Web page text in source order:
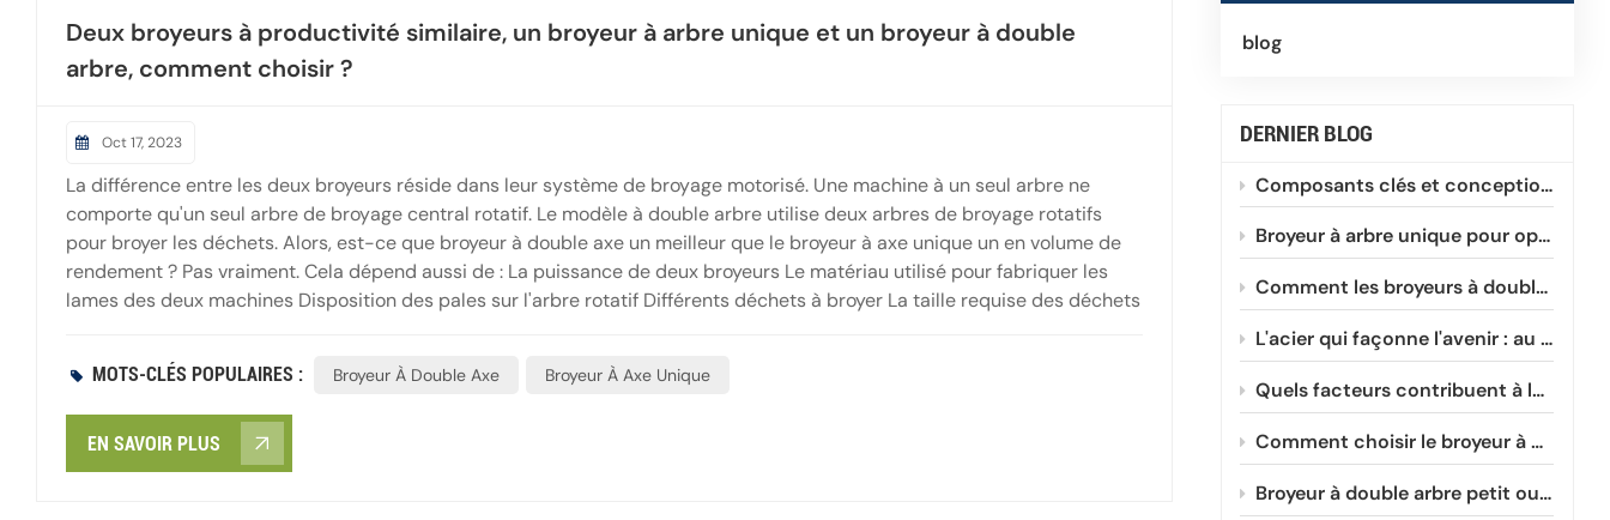
blog
DERNIER BLOG
Composants clés et conception du broyeur à arbre unique
Broyeur à arbre unique pour optimiser le recyclage des plastiques PEHD et PVC
Comment les broyeurs à double arbre traitent efficacement les films plastiques enroulés
L'acier qui façonne l'avenir : au cœur de l'évolution de la métallurgie des fraises à double arbre
Quels facteurs contribuent à la réduction de la durée de vie des lames de broyeur à double arbre ?
Comment choisir le broyeur à double arbre compact adapté à votre entreprise
Broyeur à double arbre petit ou grand : lequel vous faut-il ?
Deux broyeurs à productivité similaire, un broyeur à arbre unique et un broyeur à double
arbre, comment choisir ?
Oct 17, 2023
La différence entre les deux broyeurs réside dans leur système de broyage motorisé. Une machine à un seul arbre ne
comporte qu'un seul arbre de broyage central rotatif. Le modèle à double arbre utilise deux arbres de broyage rotatifs
pour broyer les déchets. Alors, est-ce que broyeur à double axe un meilleur que le broyeur à axe unique un en volume de
rendement ? Pas vraiment. Cela dépend aussi de : La puissance de deux broyeurs Le matériau utilisé pour fabriquer les
lames des deux machines Disposition des pales sur l'arbre rotatif Différents déchets à broyer La taille requise des déchets
broyeurs différents, afin de nous assurer de faire le meilleur choix pour nos besoins.
MOTS-CLÉS POPULAIRES : Broyeur À Double Axe Broyeur À Axe Unique
EN SAVOIR PLUS